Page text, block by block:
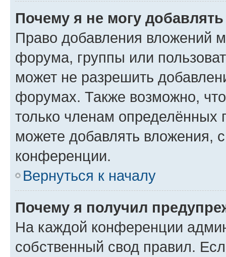
Почему я не могу
Право добавления вложений
форума, группы или
может не разрешить
форумах. Также возможно,
только членам определённых
можете добавлять вложения,
конференции.
Вернуться к началу
Почему я получил
На каждой конференции
собственный свод правил.